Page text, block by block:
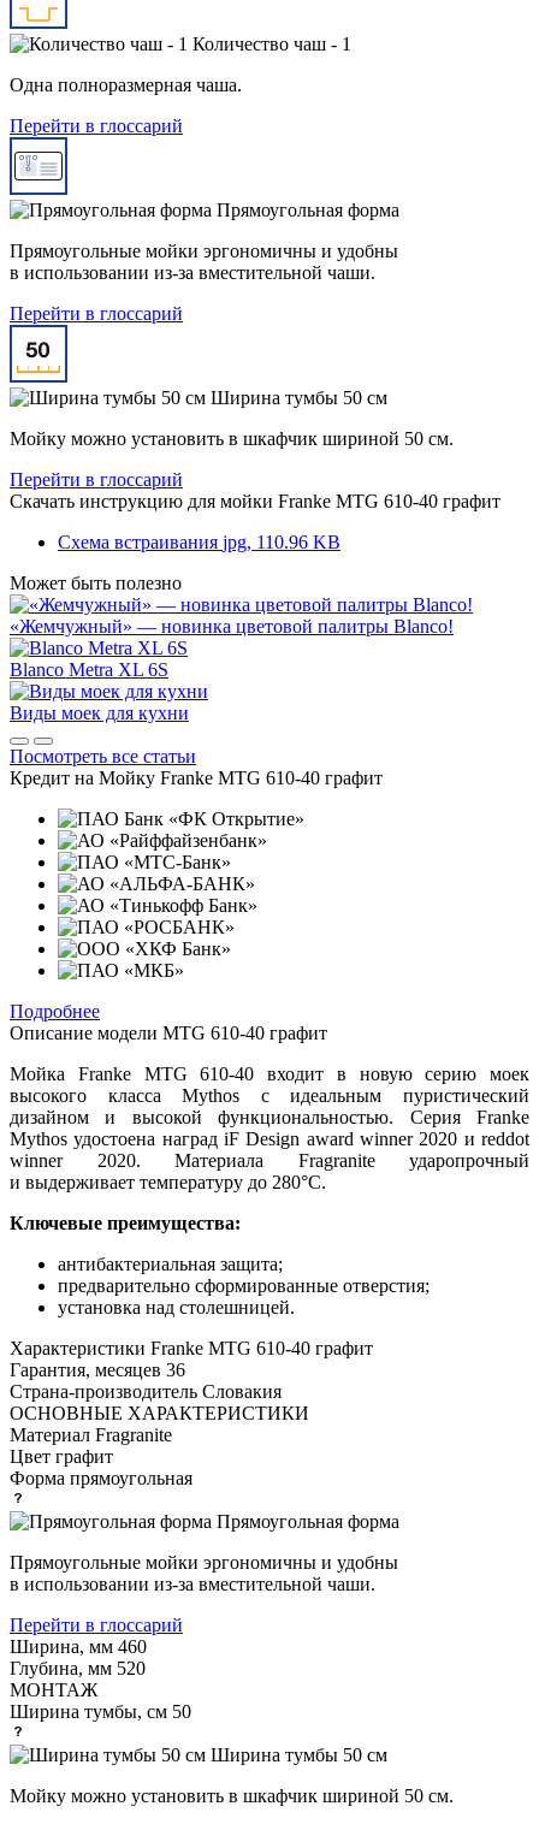
Количество чаш - 1
Одна полноразмерная чаша.
Перейти в глоссарий
Прямоугольная форма
Прямоугольные мойки эргономичны и удобны
в использовании из-за вместительной чаши.
Перейти в глоссарий
Ширина тумбы 50 см
Мойку можно установить в шкафчик шириной 50 см.
Перейти в глоссарий
Скачать инструкцию для мойки Franke MTG 610-40 графит
Схема встраивания jpg, 110.96 KB
Может быть полезно
«Жемчужный» — новинка цветовой палитры Blanco!
Blanco Metra XL 6S
Виды моек для кухни
Посмотреть все статьи
Кредит на Мойку Franke MTG 610-40 графит
Подробнее
Описание модели MTG 610-40 графит
Мойка Franke MTG 610-40 входит в новую серию моек
высокого класса Mythos с идеальным пуристический
дизайном и высокой функциональностью. Серия Franke
Mythos удостоена наград iF Design award winner 2020 и reddot
winner 2020. Материала Fragranite ударопрочный
и выдерживает температуру до 280°C.
Ключевые преимущества:
антибактериальная защита;
предварительно сформированные отверстия;
установка над столешницей.
Характеристики Franke MTG 610-40 графит
Гарантия, месяцев 36
Страна-производитель Словакия
ОСНОВНЫЕ ХАРАКТЕРИСТИКИ
Материал Fragranite
Цвет графит
Форма прямоугольная
Прямоугольная форма
Прямоугольные мойки эргономичны и удобны
в использовании из-за вместительной чаши.
Перейти в глоссарий
Ширина, мм 460
Глубина, мм 520
МОНТАЖ
Ширина тумбы, см 50
Ширина тумбы 50 см
Мойку можно установить в шкафчик шириной 50 см.